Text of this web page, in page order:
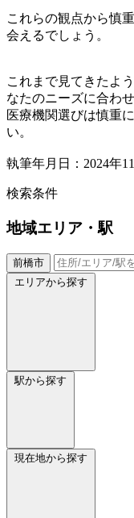
これらの観点から慎
会えるでしょう。
これまで見てきたよ
なたのニーズに合わ
医療機関選びは慎重
い。
執筆年月日：2024年
検索条件
地域エリア・駅
前橋市
エリアから探す
駅から探す
現在地から探す